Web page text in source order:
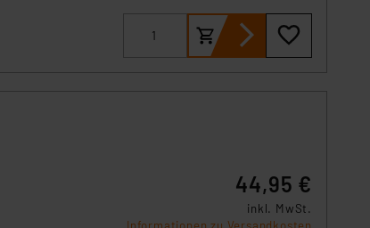
44,95 €
inkl. MwSt.
Informationen zu Versandkosten